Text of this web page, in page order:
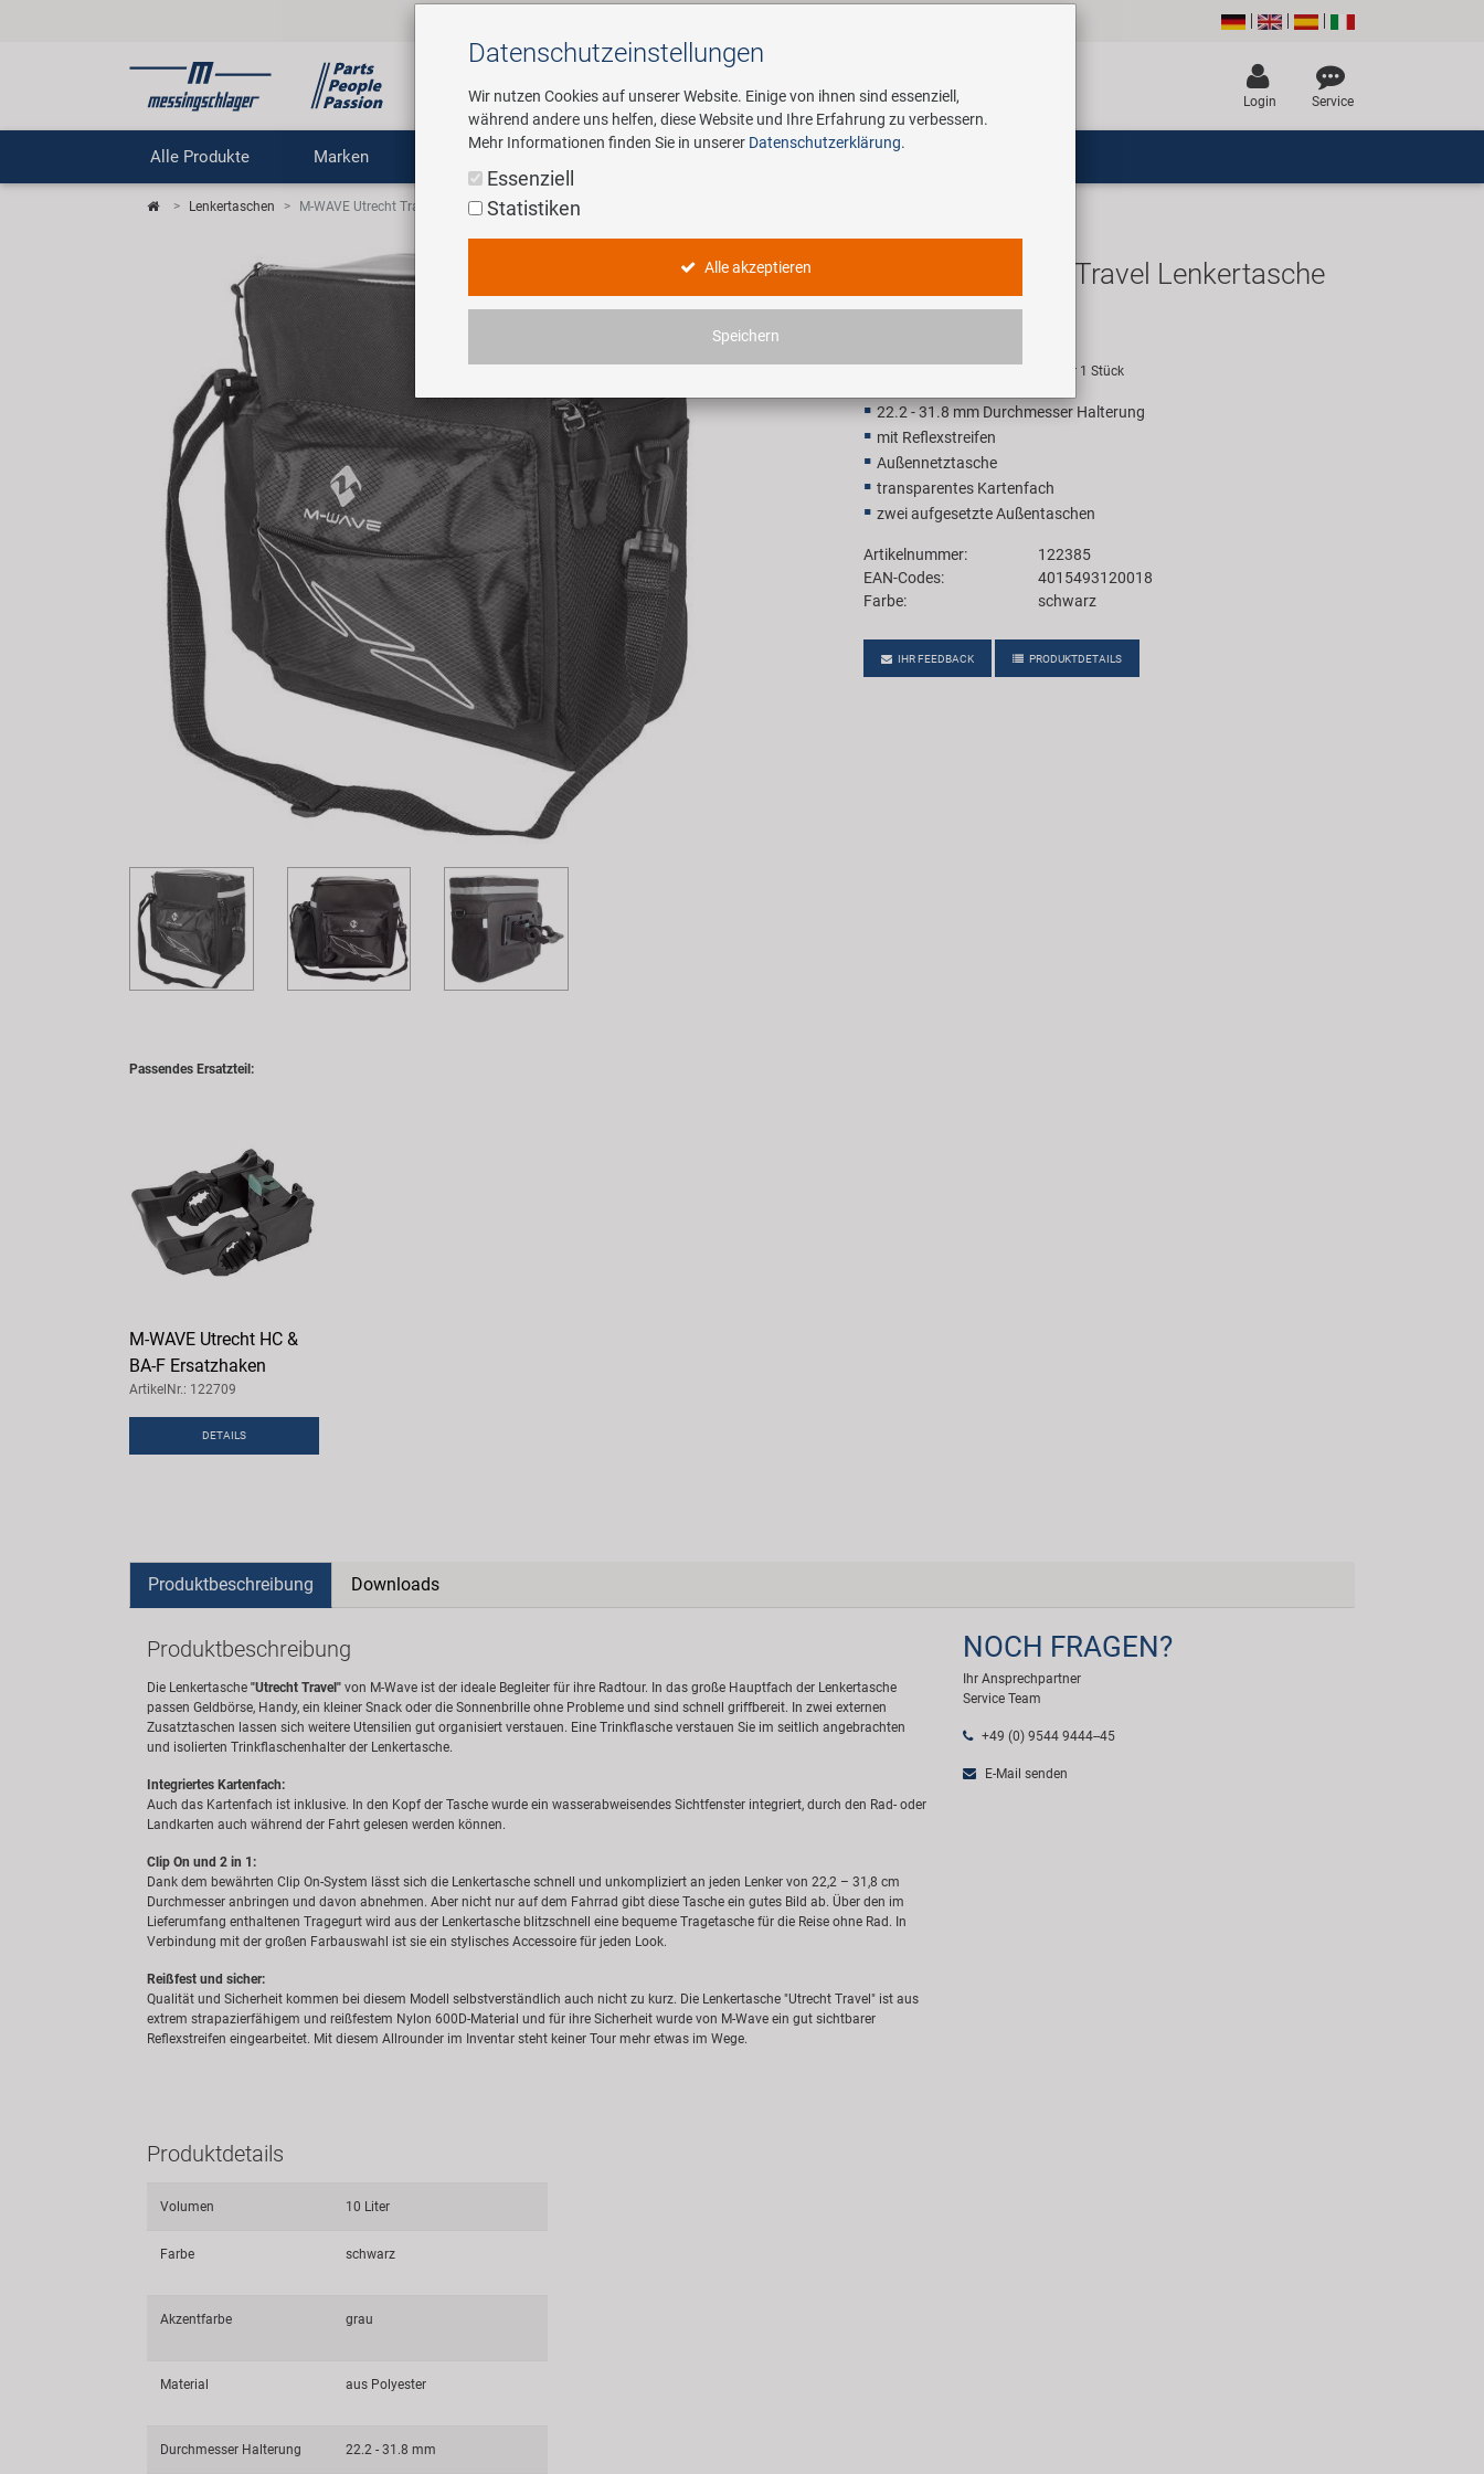
Suchen
Login Service
Alle Produkte Marken
Lenkertaschen M-WAVE Utrecht Travel Lenkertasche
M-WAVE Utrecht Travel Lenkertasche
Unverbindliche Preisempfehlung für 1 Stück
22.2 - 31.8 mm Durchmesser Halterung
mit Reflexstreifen
Außennetztasche
transparentes Kartenfach
zwei aufgesetzte Außentaschen
Artikelnummer:
122385
EAN-Codes:
4015493120018
Farbe:
schwarz
IHR FEEDBACK PRODUKTDETAILS
Passendes Ersatzteil:
M-WAVE Utrecht HC &
BA-F Ersatzhaken
ArtikelNr.: 122709
DETAILS
Produktbeschreibung Downloads
Produktbeschreibung
Die Lenkertasche "Utrecht Travel" von M-Wave ist der ideale Begleiter für ihre Radtour. In das große Hauptfach der Lenkertasche
passen Geldbörse, Handy, ein kleiner Snack oder die Sonnenbrille ohne Probleme und sind schnell griffbereit. In zwei externen
Zusatztaschen lassen sich weitere Utensilien gut organisiert verstauen. Eine Trinkflasche verstauen Sie im seitlich angebrachten
und isolierten Trinkflaschenhalter der Lenkertasche.
Integriertes Kartenfach:
Auch das Kartenfach ist inklusive. In den Kopf der Tasche wurde ein wasserabweisendes Sichtfenster integriert, durch den Rad- oder
Landkarten auch während der Fahrt gelesen werden können.
Clip On und 2 in 1:
Dank dem bewährten Clip On-System lässt sich die Lenkertasche schnell und unkompliziert an jeden Lenker von 22,2 – 31,8 cm
Durchmesser anbringen und davon abnehmen. Aber nicht nur auf dem Fahrrad gibt diese Tasche ein gutes Bild ab. Über den im
Lieferumfang enthaltenen Tragegurt wird aus der Lenkertasche blitzschnell eine bequeme Tragetasche für die Reise ohne Rad. In
Verbindung mit der großen Farbauswahl ist sie ein stylisches Accessoire für jeden Look.
Reißfest und sicher:
Qualität und Sicherheit kommen bei diesem Modell selbstverständlich auch nicht zu kurz. Die Lenkertasche "Utrecht Travel" ist aus
extrem strapazierfähigem und reißfestem Nylon 600D-Material und für ihre Sicherheit wurde von M-Wave ein gut sichtbarer
Reflexstreifen eingearbeitet. Mit diesem Allrounder im Inventar steht keiner Tour mehr etwas im Wege.
Produktdetails
Volumen 10 Liter
Farbe schwarz
Akzentfarbe grau
Material aus Polyester
Durchmesser Halterung 22.2 - 31.8 mm
NOCH FRAGEN?
Ihr Ansprechpartner
Service Team
+49 (0) 9544 9444--45
E-Mail senden
Datenschutz­einstellungen
Wir nutzen Cookies auf unserer Website. Einige von ihnen sind essenziell,
während andere uns helfen, diese Website und Ihre Erfahrung zu verbessern.
Mehr Informationen finden Sie in unserer Datenschutzerklärung.
Essenziell
Statistiken
Alle akzeptieren
Speichern